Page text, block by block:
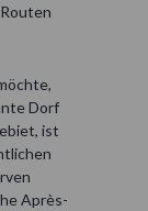
Dorf
ist
Après-